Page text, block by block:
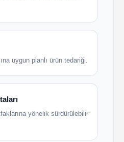
uygun planlı ürün tedariği.
yönelik sürdürülebilir